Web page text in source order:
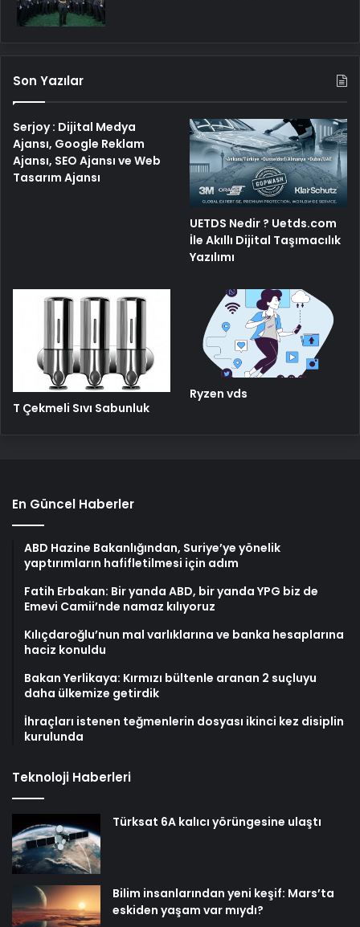
Son Yazılar
Serjoy : Dijital Medya
Ajansı, Google Reklam
Ajansı, SEO Ajansı ve Web
Tasarım Ajansı
UETDS Nedir ? Uetds.com
İle Akıllı Dijital Taşımacılık
Yazılımı
T Çekmeli Sıvı Sabunluk
Ryzen vds
En Güncel Haberler
ABD Hazine Bakanlığından, Suriye’ye yönelik
yaptırımların hafifletilmesi için adım
Fatih Erbakan: Bir yanda ABD, bir yanda YPG biz de
Emevi Camii’nde namaz kılıyoruz
Kılıçdaroğlu’nun mal varlıklarına ve banka hesaplarına
haciz konuldu
Bakan Yerlikaya: Kırmızı bültenle aranan 2 suçluyu
daha ülkemize getirdik
İhraçları istenen teğmenlerin dosyası ikinci kez disiplin
kurulunda
Teknoloji Haberleri
Türksat 6A kalıcı yörüngesine ulaştı
Bilim insanlarından yeni keşif: Mars’ta
eskiden yaşam var mıydı?